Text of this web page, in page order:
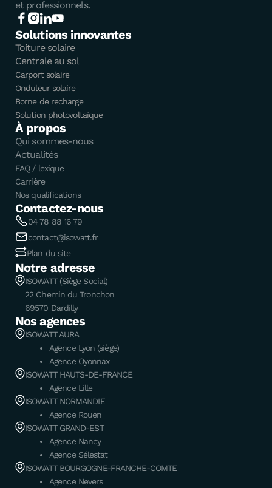
et professionnels.
Solutions innovantes
Toiture solaire
Centrale au sol
Carport solaire
Onduleur solaire
Borne de recharge
Solution photovoltaïque
À propos
Qui sommes-nous
Actualités
FAQ / lexique
Carrière
Nos qualifications
Contactez-nous
04 78 88 16 79
contact@isowatt.fr
Plan du site
Notre adresse
ISOWATT (Siège Social)
22 Chemin du Tronchon
69570 Dardilly
Nos agences
ISOWATT AURA
Agence Lyon (siège)
Agence Oyonnax
ISOWATT HAUTS-DE-FRANCE
Agence Lille
ISOWATT NORMANDIE
Agence Rouen
ISOWATT GRAND-EST
Agence Nancy
Agence Sélestat
ISOWATT BOURGOGNE-FRANCHE-COMTE
Agence Nevers